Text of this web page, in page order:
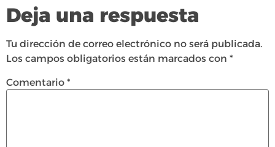
Deja una respuesta
Tu dirección de correo electrónico no será publicada.
Los campos obligatorios están marcados con *
Comentario *